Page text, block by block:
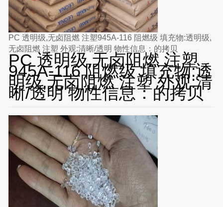
PC 透明级,无卤阻燃 注塑945A-116 阻燃级 填充物:透明级,
无卤阻燃 注塑 外观:清晰/透明 物性信息：的拷贝
PC 透明级,无卤阻燃 注塑
945A-116 阻燃级 填充物:透
明级,无卤阻燃 注塑 外观:清
晰/透明 物性信息：的拷贝